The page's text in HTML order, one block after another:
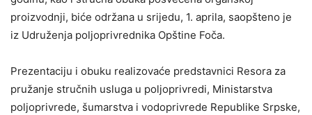
proizvodnji, biće održana u srijedu, 1. aprila, saopšteno je
iz Udruženja poljoprivrednika Opštine Foča.
Prezentaciju i obuku realizovaće predstavnici Resora za
pružanje stručnih usluga u poljoprivredi, Ministarstva
poljoprivrede, šumarstva i vodoprivrede Republike Srpske,